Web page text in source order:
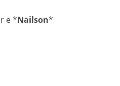
e *Nailson*